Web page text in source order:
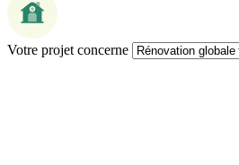
Votre projet concerne